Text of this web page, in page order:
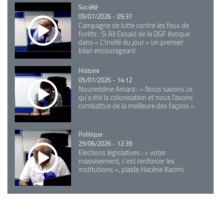
Catégorie
Société
09/07/2026 - 09:37
Campagne de lutte contre les feux de
forêts : Si Ali Essaid de la DGF évoque
dans « L'Invité du jour » un premier
bilan encourageant
Catégorie
Histoire
05/07/2026 - 14:12
Noureddine Amara : « Nous savons ce
qu’a été la colonisation et nous l’avons
combattue de la meilleure des façons »
Catégorie
Politique
29/06/2026 - 12:39
Elections législatives : « voter
massivement, c'est renforcer les
institutions », plaide Hacène Kacimi